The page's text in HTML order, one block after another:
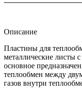
Описание
Пластины для
металлические листы
основное
теплообмен между
газов внутри